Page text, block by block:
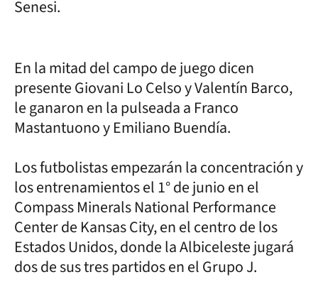
Senesi.
En la mitad del campo de juego dicen
presente Giovani Lo Celso y Valentín Barco,
le ganaron en la pulseada a Franco
Mastantuono y Emiliano Buendía.
Los futbolistas empezarán la concentración y
los entrenamientos el 1° de junio en el
Compass Minerals National Performance
Center de Kansas City, en el centro de los
Estados Unidos, donde la Albiceleste jugará
dos de sus tres partidos en el Grupo J.